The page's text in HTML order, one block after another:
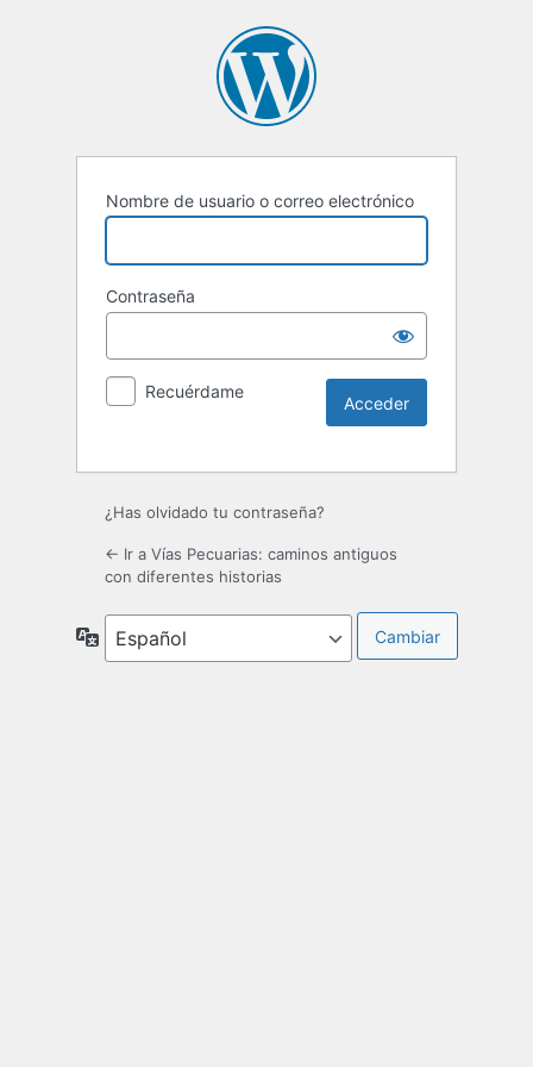
Nombre de usuario o correo electrónico
Contraseña
Recuérdame
¿Has olvidado tu contraseña?
← Ir a Vías Pecuarias: caminos antiguos
con diferentes historias
Idioma